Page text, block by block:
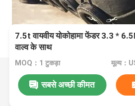
7.5t वायवीय योकोहामा फेंडर 3.3 *
वाल्व के साथ
MOQ：1 टुकड़ा
सबसे अच्छी कीमत